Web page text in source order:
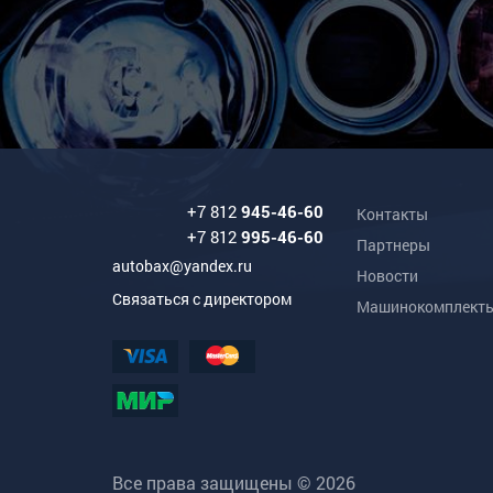
+7 812945-46-60
+7 812995-46-60
autobax@yandex.ru
Связаться с директором
Контакты
Партнеры
Новости
Все права защищены © 2026